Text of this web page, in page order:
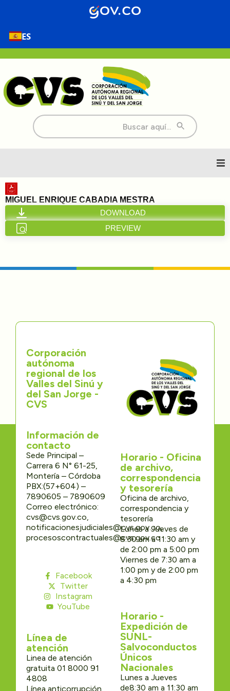
ES
Buscar:
Inicio
Nosotros
Transparencia
Participa
Trámites y Servicios
Contáctenos
MIGUEL ENRIQUE CABADIA MESTRA
DOWNLOAD
PREVIEW
Corporación
autónoma
regional de los
Valles del Sinú y
del San Jorge -
CVS
Información de
contacto
Sede Principal –
Carrera 6 N° 61-25,
Montería – Córdoba
PBX:(57+604) –
7890605 – 7890609
Correo electrónico:
cvs@cvs.gov.co,
notificacionesjudiciales@cvs.gov.co,
procesoscontractuales@cvs.gov.co
Facebook
Twitter
Instagram
YouTube
Línea de
atención
Linea de atención
gratuita 01 8000 91
4808
Línea anticorrupción
Horario - Oficina
de archivo,
correspondencia
y tesorería
Oficina de archivo,
correspondencia y
tesorería
Lunes a Jueves de
8:30 am a 11:30 am y
de 2:00 pm a 5:00 pm
Viernes de 7:30 am a
1:00 pm y de 2:00 pm
a 4:30 pm
Horario -
Expedición de
SUNL-
Salvoconductos
Únicos
Nacionales
Lunes a Jueves
de8:30 am a 11:30 am